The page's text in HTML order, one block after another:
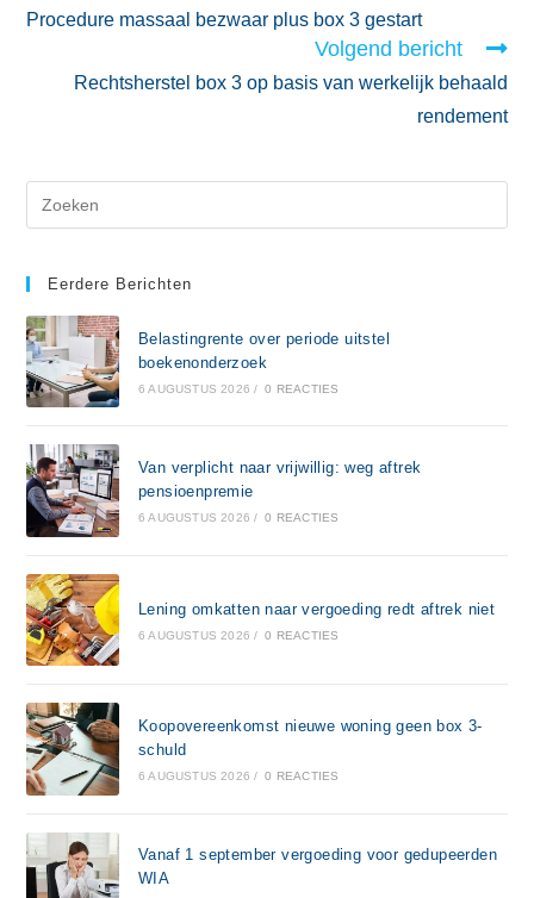
Procedure massaal bezwaar plus box 3 gestart
Volgend bericht
Rechtsherstel box 3 op basis van werkelijk behaald
rendement
Eerdere Berichten
Belastingrente over periode uitstel
boekenonderzoek
6 AUGUSTUS 2026 / 0 REACTIES
Van verplicht naar vrijwillig: weg aftrek
pensioenpremie
6 AUGUSTUS 2026 / 0 REACTIES
Lening omkatten naar vergoeding redt aftrek niet
6 AUGUSTUS 2026 / 0 REACTIES
Koopovereenkomst nieuwe woning geen box 3-
schuld
6 AUGUSTUS 2026 / 0 REACTIES
Vanaf 1 september vergoeding voor gedupeerden
WIA